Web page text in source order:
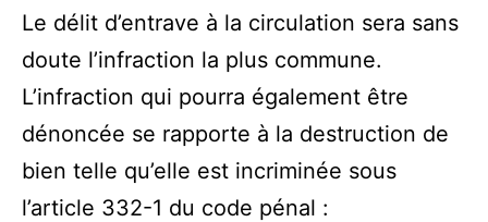
Le délit d’entrave à la circulation sera sans
doute l’infraction la plus commune.
L’infraction qui pourra également être
dénoncée se rapporte à la destruction de
bien telle qu’elle est incriminée sous
l’article 332-1 du code pénal :